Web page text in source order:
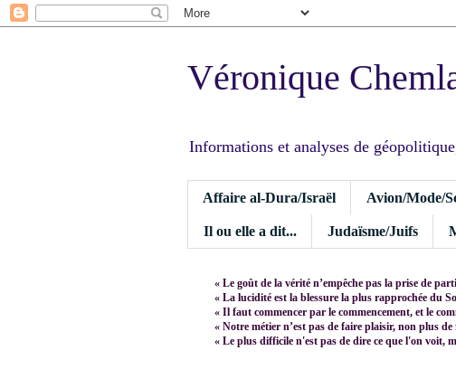
Véronique
Informations et analyses de
Affaire al-Dura/Israël Avion/Mode/
Il ou elle a dit... Judaïsme/Juifs
« Le goût de la vérité n’empêche pas la prise de
« La lucidité est la blessure la plus rapprochée du
« Il faut commencer par le commencement, et le
« Notre métier n’est pas de faire plaisir, non plus
« Le plus difficile n'est pas de dire ce que l'on voit,